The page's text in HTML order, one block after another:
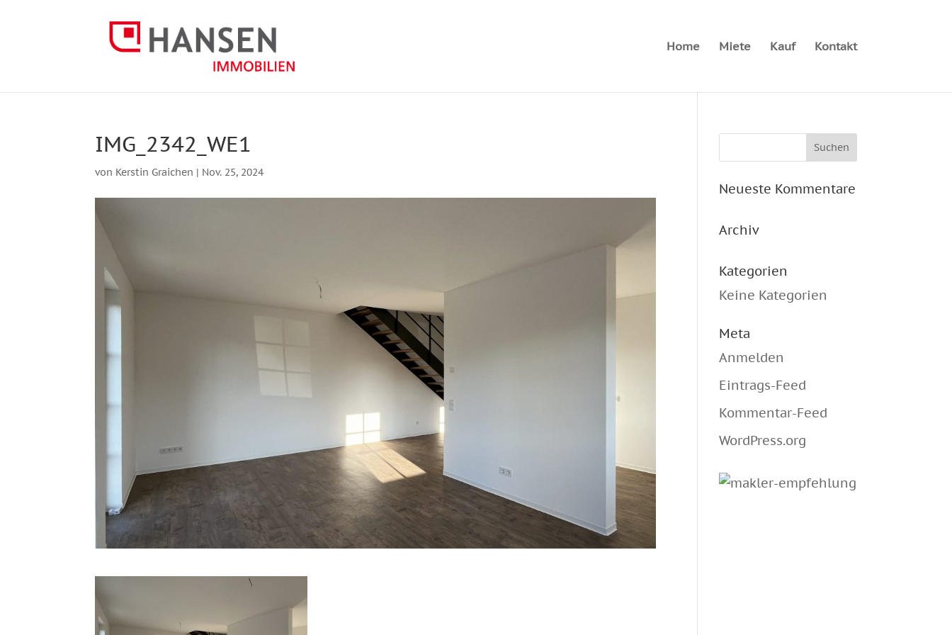
Home Miete Kauf Kontakt
IMG_2342_WE1
von Kerstin Graichen | Nov. 25, 2024
Neueste Kommentare
Archiv
Kategorien
Keine Kategorien
Meta
Anmelden
Eintrags-Feed
Kommentar-Feed
WordPress.org